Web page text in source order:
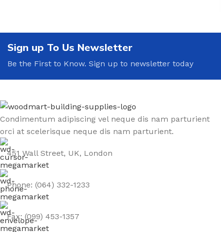
Sign up To Us Newsletter
Be the First to Know. Sign up to newsletter today
Condimentum adipiscing vel neque dis nam parturient
orci at scelerisque neque dis nam parturient.
451 Wall Street, UK, London
Phone: (064) 332-1233
Fax: (099) 453-1357